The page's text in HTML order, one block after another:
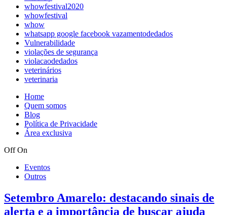
whowfestival2020
whowfestival
whow
whatsapp google facebook vazamentodedados
Vulnerabilidade
violações de segurança
violacaodedados
veterinários
veterinaria
Home
Quem somos
Blog
Política de Privacidade
Área exclusiva
Off On
Eventos
Outros
Setembro Amarelo: destacando sinais de
alerta e a importância de buscar ajuda